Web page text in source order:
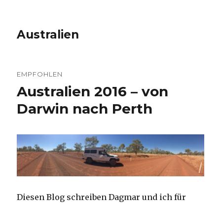
Australien
EMPFOHLEN
Australien 2016 – von
Darwin nach Perth
Diesen Blog schreiben Dagmar und ich für